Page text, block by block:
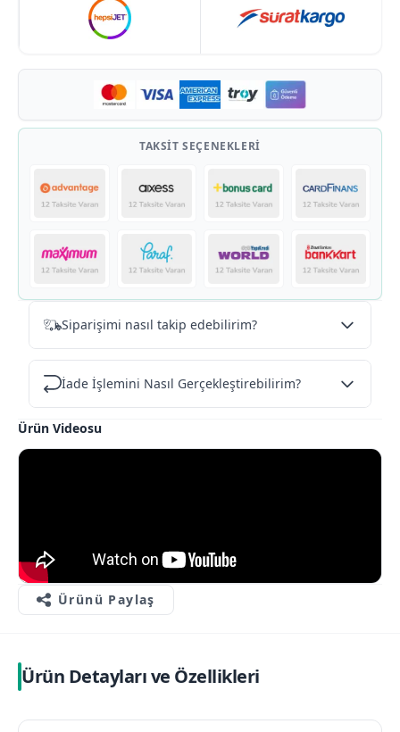
En az çift dikiş dikime ve de kaliteli fermuar ve düğme
yapısına sahiptir. 32,33,34,36,38,40,42 bedenlerinde
pantolonlar mevcuttur
TAKSIT SEÇENEKLERI
Siparişimi nasıl takip edebilirim?
İade İşlemini Nasıl Gerçekleştirebilirim?
Ürün Videosu
Ürünü Paylaş
Ürün Detayları ve Özellikleri